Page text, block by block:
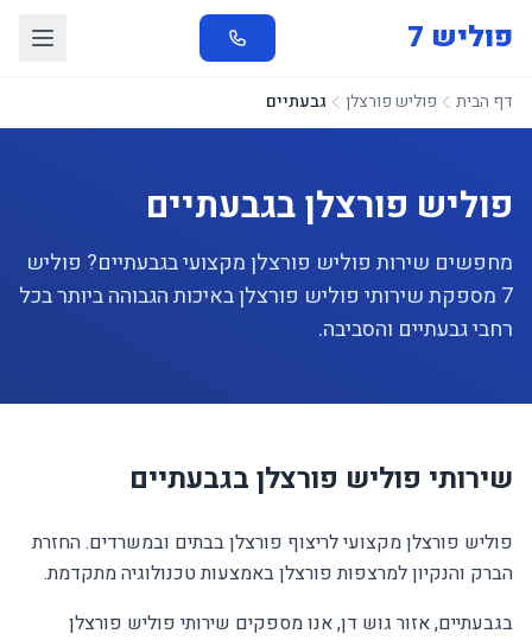
פוליש 7
דף הבית פוליש פורצלן גבעתיים
פוליש פורצלן בגבעתיים
מחפשים שירות פוליש פורצלן מקצועי בגבעתיים? פוליש
7 מספקת שירותי פוליש פורצלן באיכות הגבוהה ביותר בכל
רחבי גבעתיים והסביבה.
שירותי פוליש פורצלן בגבעתיים
פוליש פורצלן מקצועי לריצוף פורצלן בבתים ובמשרדים. החזרת
הברק והנקיון למרצפות פורצלן באמצעות טכנולוגיה מתקדמת.
בגבעתיים, אזור גוש דן, אנו מספקים שירותי פוליש פורצלן